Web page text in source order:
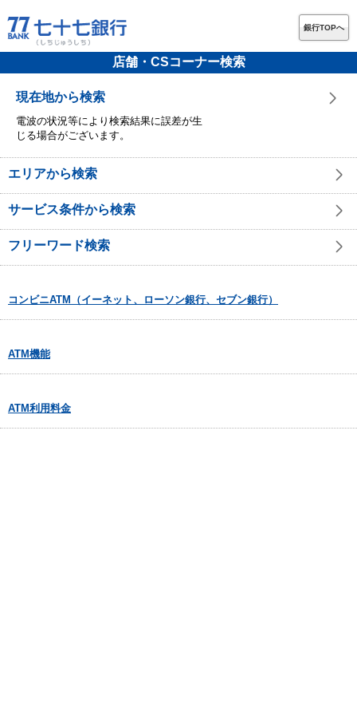
銀行TOPへ
店舗・CSコーナー検索
現在地から検索
電波の状況等により検索結果に誤差が生
じる場合がございます。
エリアから検索
サービス条件から検索
フリーワード検索
コンビニATM（イーネット、ローソン銀行、セブン銀行）
ATM機能
ATM利用料金